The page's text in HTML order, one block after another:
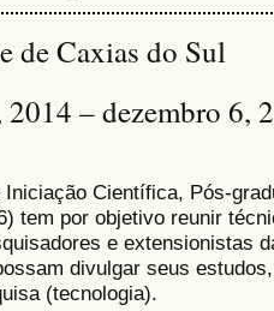
de Caxias do Sul
2014 – dezembro 6,
Científica, Pós-
tem por objetivo reunir
e extensionistas
divulgar seus
(tecnologia).